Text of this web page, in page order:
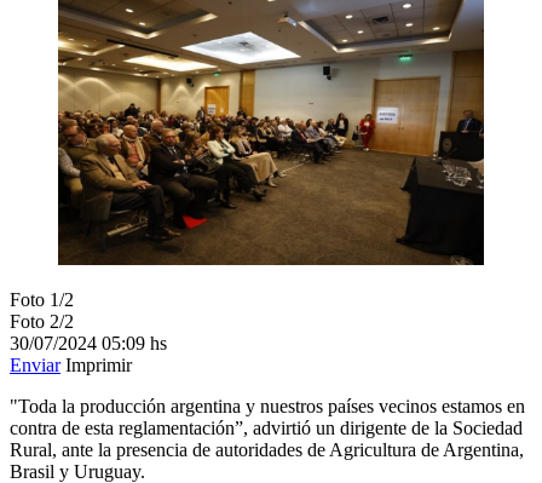
Foto 1/2
Foto 2/2
30/07/2024 05:09 hs
Enviar Imprimir
"Toda la producción argentina y nuestros países vecinos estamos en
contra de esta reglamentación”, advirtió un dirigente de la Sociedad
Rural, ante la presencia de autoridades de Agricultura de Argentina,
Brasil y Uruguay.